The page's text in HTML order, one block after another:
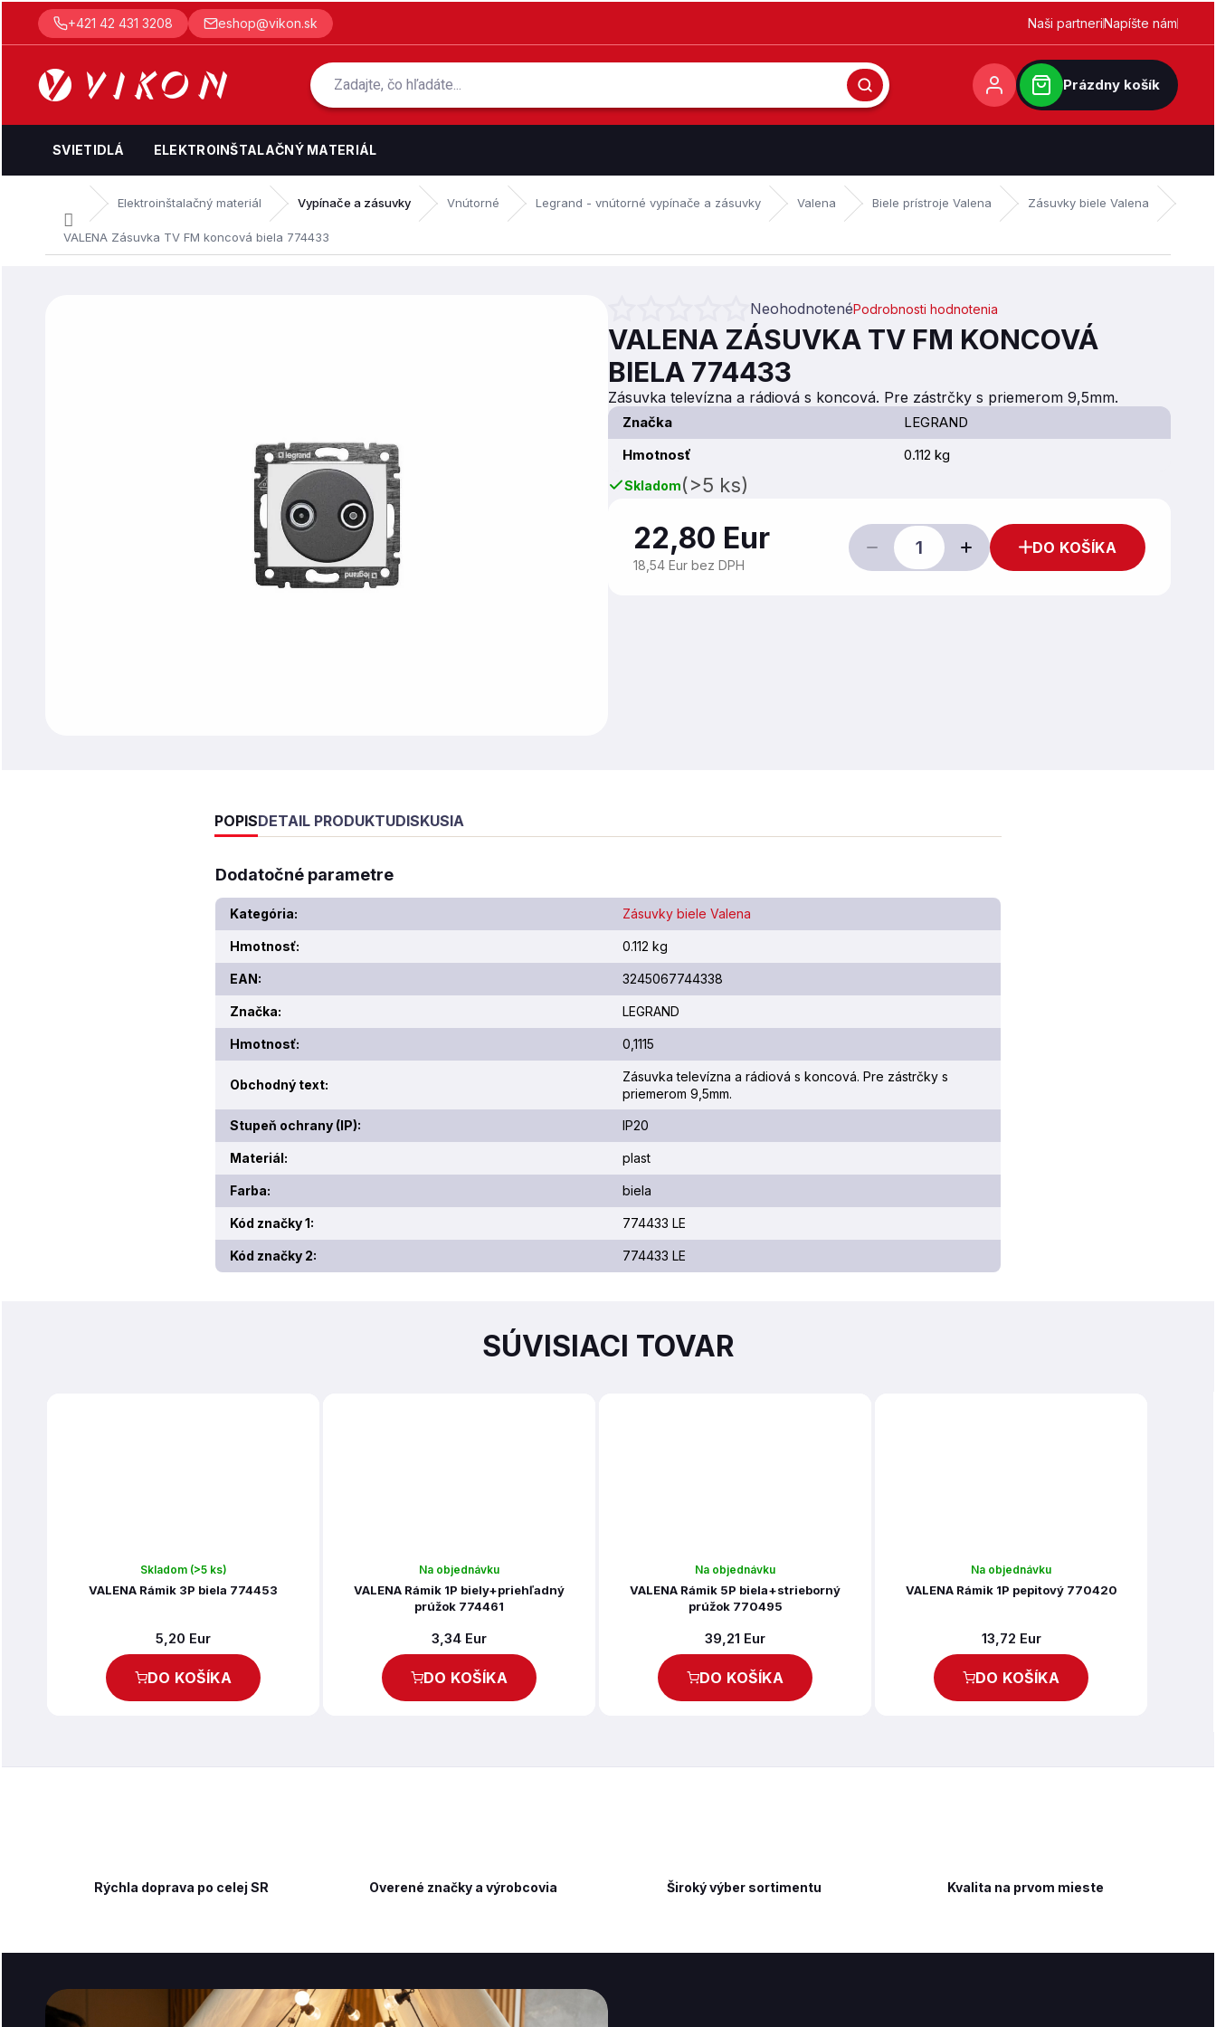
obsah
+421 42 431 3208 eshop@vikon.sk Naši partneriNapíšte nám
Prázdny košík
SVIETIDLÁ ELEKTROINŠTALAČNÝ MATERIÁL
DomovElektroinštalačný materiál Vypínače a zásuvky Vnútorné Legrand - vnútorné vypínače a zásuvky Valena Biele prístroje Valena Zásuvky biele Valena
VALENA Zásuvka TV FM koncová biela 774433
Priemerné hodnotenie produktu je 0,0 z 5 hviezdičiek.
NeohodnotenéPodrobnosti hodnotenia
VALENA ZÁSUVKA TV FM KONCOVÁ
BIELA 774433
Zásuvka televízna a rádiová s koncová. Pre zástrčky s priemerom 9,5mm.
Značka
LEGRAND
Hmotnosť
0.112 kg
Skladom(>5 ks)
22,80 Eur
18,54 Eur bez DPH
DO KOŠÍKA
POPISDETAIL PRODUKTUDISKUSIA
Dodatočné parametre
Kategória: Zásuvky biele Valena
Hmotnosť: 0.112 kg
EAN: 3245067744338
Značka: LEGRAND
Hmotnosť: 0,1115
Obchodný text:
Zásuvka televízna a rádiová s koncová. Pre zástrčky s
priemerom 9,5mm.
Stupeň ochrany (IP): IP20
Materiál: plast
Farba: biela
Kód značky 1: 774433 LE
Kód značky 2: 774433 LE
SÚVISIACI TOVAR
Skladom (>5 ks)
VALENA Rámik 3P biela 774453
5,20 Eur
DO KOŠÍKA
Na objednávku
VALENA Rámik 1P biely+priehľadný
prúžok 774461
3,34 Eur
DO KOŠÍKA
Na objednávku
VALENA Rámik 5P biela+strieborný
prúžok 770495
39,21 Eur
DO KOŠÍKA
Na objednávku
VALENA Rámik 1P pepitový 770420
13,72 Eur
DO KOŠÍKA
Kvalita na prvom mieste
Overené značky a výrobcovia
Rýchla doprava po celej SR Široký výber sortimentu